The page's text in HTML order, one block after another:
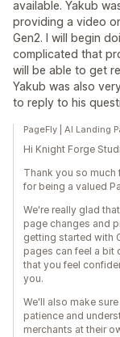
available. Yakub
providing a video
Gen2. I will begin
complicated that
will be able to get
Yakub was also
to reply to his
PageFly | AI Landing
Hi Knight Forge
Thank you so
for being a valued
We're really glad
page changes and
getting started with
pages can feel a bit
that you feel
you.
We'll also make
patience and
merchants at their